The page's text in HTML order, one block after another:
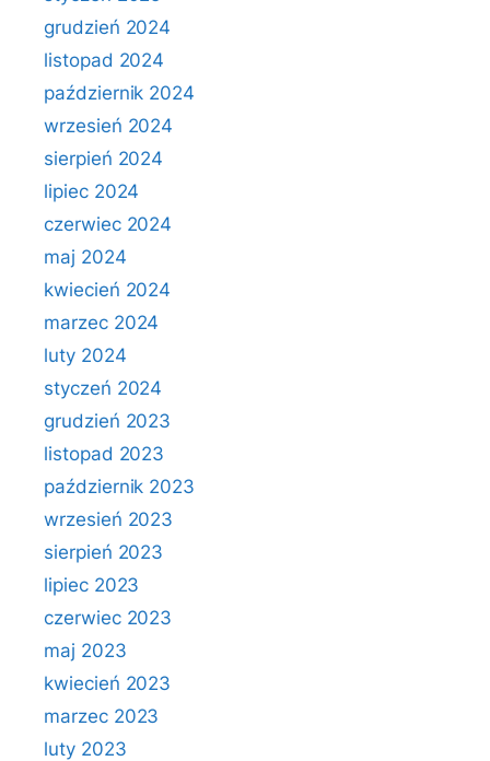
grudzień 2024
listopad 2024
październik 2024
wrzesień 2024
sierpień 2024
lipiec 2024
czerwiec 2024
maj 2024
kwiecień 2024
marzec 2024
luty 2024
styczeń 2024
grudzień 2023
listopad 2023
październik 2023
wrzesień 2023
sierpień 2023
lipiec 2023
czerwiec 2023
maj 2023
kwiecień 2023
marzec 2023
luty 2023